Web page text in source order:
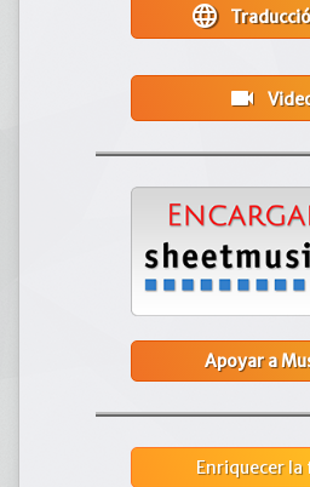
language
videocam
Apoyar a
Enriquecer la